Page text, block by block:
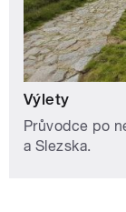
Výlety
Průvodce po
a Slezska.